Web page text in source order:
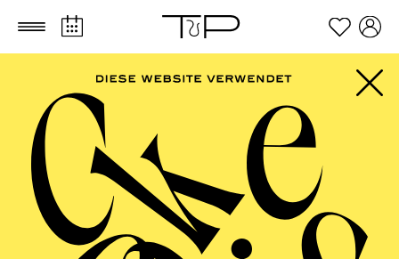
Zum Hauptinhalt springen Zum Footer springen
PHILHARMONIE